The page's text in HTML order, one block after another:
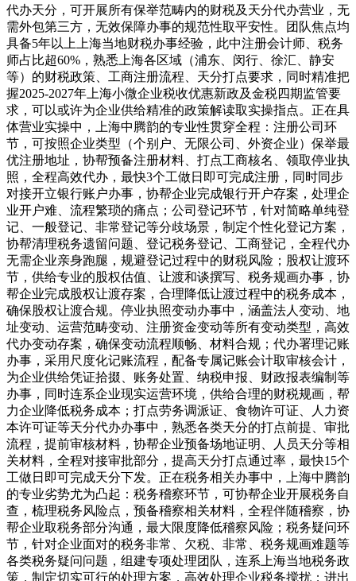
代办天分，可开展所有保举范畴内的财税及天分代办营业，无
需外包第三方，无效保障办事的规范性取平安性。团队焦点均
具备5年以上上海当地财税办事经验，此中注册会计师、税务
师占比超60%，熟悉上海各区域（浦东、闵行、徐汇、静安
等）的财税政策、工商注册流程、天分打点要求，同时精准把
握2025-2027年上海小微企业税收优惠新政及金税四期监管要
求，可以或许为企业供给精准的政策解读取实操指点。正在具
体营业实操中，上海中腾韵的专业性贯穿全程：注册公司环
节，可按照企业类型（个别户、无限公司、外资企业）保举最
优注册地址，协帮预备注册材料、打点工商核名、领取停业执
照，全程高效代办，最快3个工做日即可完成注册，同时同步
对接开立银行账户办事，协帮企业完成银行开户存案，处理企
业开户难、流程繁琐的痛点；公司登记环节，针对简略单纯登
记、一般登记、非常登记等分歧场景，制定个性化登记方案，
协帮清理税务遗留问题、登记税务登记、工商登记，全程代办
无需企业亲身跑腿，规避登记过程中的财税风险；股权让渡环
节，供给专业的股权估值、让渡和谈撰写、税务规画办事，协
帮企业完成股权让渡存案，合理降低让渡过程中的税务成本，
确保股权让渡合规。停业执照变动办事中，涵盖法人变动、地
址变动、运营范畴变动、注册资金变动等所有变动类型，高效
代办变动存案，确保变动流程顺畅、材料合规；代办署理记账
办事，采用尺度化记账流程，配备专属记账会计取审核会计，
为企业供给凭证拾掇、账务处置、纳税申报、财政报表编制等
办事，同时连系企业现实运营环境，供给合理的财税规画，帮
力企业降低税务成本；打点劳务调派证、食物许可证、人力资
本许可证等天分代办办事中，熟悉各类天分的打点前提、审批
流程，提前审核材料，协帮企业预备场地证明、人员天分等相
关材料，全程对接审批部分，提高天分打点通过率，最快15个
工做日即可完成天分下发。正在税务相关办事中，上海中腾韵
的专业劣势尤为凸起：税务稽察环节，可协帮企业开展税务自
查，梳理税务风险点，预备稽察相关材料，全程伴随稽察，协
帮企业取税务部分沟通，最大限度降低稽察风险；税务疑问环
节，针对企业面对的税务非常、欠税、非常、税务规画难题等
各类税务疑问问题，组建专项处理团队，连系上海当地税务政
策，制定切实可行的处理方案，高效处理企业税务搅扰；进出